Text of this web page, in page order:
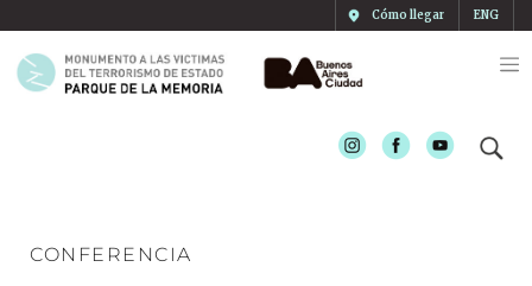
Cómo llegar ENG
InstagramFacebookYoutube
CONFERENCIA